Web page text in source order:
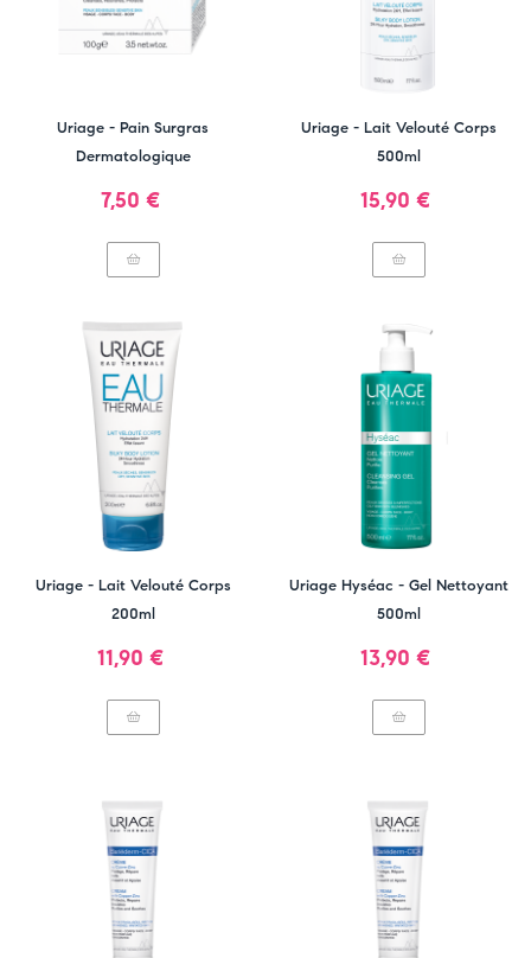
Uriage - Pain Surgras
Dermatologique
Prix
7,50 €
Uriage - Lait Velouté Corps
500ml
Prix
15,90 €
Uriage - Lait Velouté Corps
200ml
Prix
11,90 €
Uriage Hyséac - Gel Nettoyant
500ml
Prix
13,90 €